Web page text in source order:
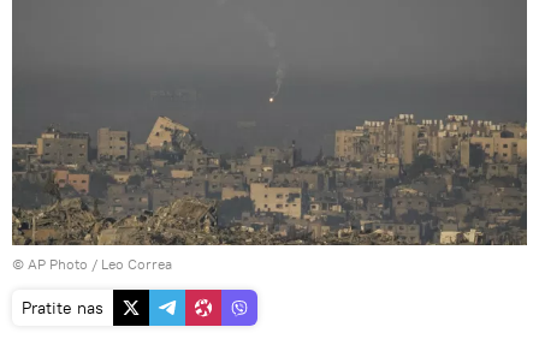
© AP Photo / Leo Correa
Pratite nas